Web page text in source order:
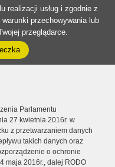
realizacji usług i zgodnie z
przechowywania lub
przeglądarce.
Parlamentu
27 kwietnia 2016r. w
z przetwarzaniem danych
takich danych oraz
o ochronie
maja 2016r., dalej RODO